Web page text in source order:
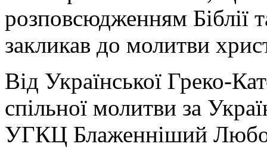
розповсюдженням Біблії
закликав до молитви
Від Української Греко-
спільної молитви за
УГКЦ Блаженніший